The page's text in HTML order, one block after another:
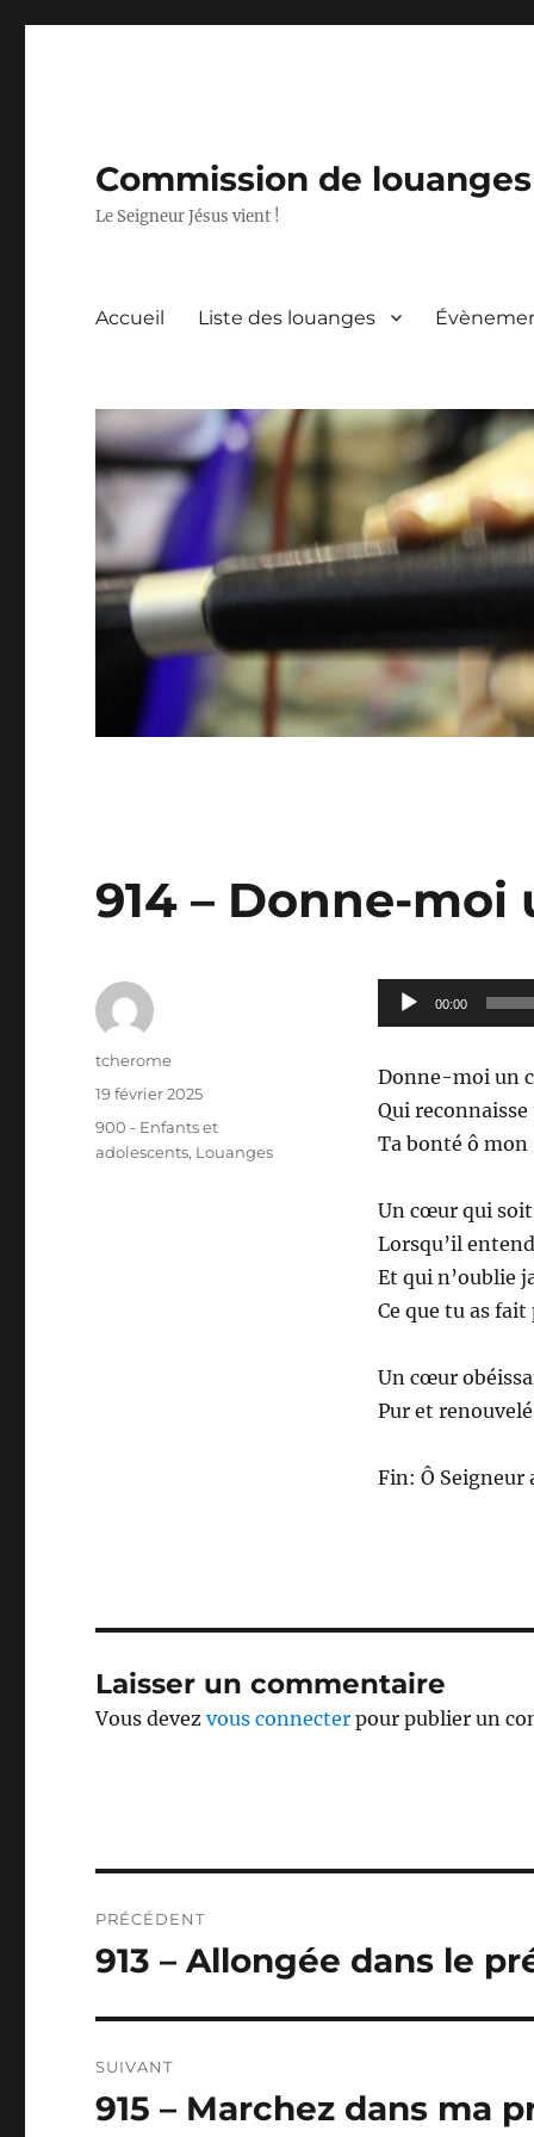
Commission de
Le Seigneur Jésus vient !
Accueil Liste des louanges
914 – Donne-
Lecteur
audio
00:00
Donne-moi un
Qui
Ta bonté ô mon
Un cœur qui
Lorsqu’il
Et qui n’oublie
Ce que tu as
Un cœur
Pur et
Fin: Ô Seigneur
Auteur
tcherome
Publié
19 février 2025
Catégories
900 - Enfants et
adolescents, Louanges
Laisser un commentaire
Vous devezvous connecter pour publier un
de
PRÉCÉDENT
Publication
913 – Allongée dans le
SUIVANT
Publication
915 – Marchez dans ma